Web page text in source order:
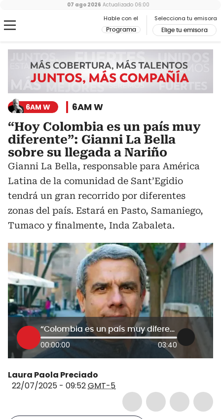
Hable con el
Programa
Selecciona tu emisora
Elige tu emisora
07 ago 2026 Actualizado 06:00
6AM W 6AM W
“Hoy Colombia es un país muy
diferente”: Gianni La Bella
sobre su llegada a Nariño
Gianni La Bella, responsable para América
Latina de la comunidad de Sant’Egidio
tendrá un gran recorrido por diferentes
zonas del país. Estará en Pasto, Samaniego,
Tumaco y finalmente, Inda Zabaleta.
“Colombia es un país muy diferente”: Gianni La Bella sobre su llegada a Nariño
00:00:00 03:40
Laura Paola Preciado
22/07/2025 - 09:52GMT-5